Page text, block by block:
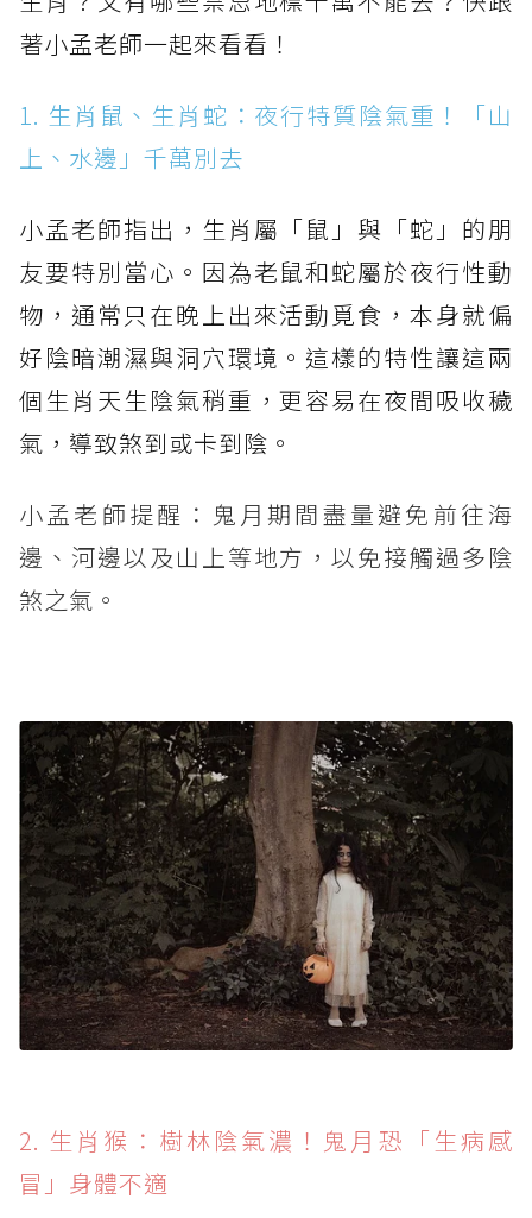
著小孟老師一起來看看！
1. 生肖鼠、生肖蛇：夜行特質陰氣重！「山
上、水邊」千萬別去
小孟老師指出，生肖屬「鼠」與「蛇」的朋
友要特別當心。因為老鼠和蛇屬於夜行性動
物，通常只在晚上出來活動覓食，本身就偏
好陰暗潮濕與洞穴環境。這樣的特性讓這兩
個生肖天生陰氣稍重，更容易在夜間吸收穢
氣，導致煞到或卡到陰。
小孟老師提醒：鬼月期間盡量避免前往海
邊、河邊以及山上等地方，以免接觸過多陰
煞之氣。
2. 生肖猴：樹林陰氣濃！鬼月恐「生病感
冒」身體不適